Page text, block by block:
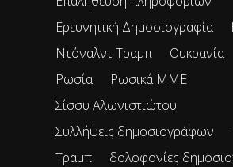
Ερευνητική Δημοσιογραφία
Ντόναλντ Τραμπ
Ουκρανία
Ρωσία
Ρωσικά ΜΜΕ
Σίσσυ Αλωνιστιώτου
Συλλήψεις δημοσιογράφων
Τραμπ
δολοφονίες